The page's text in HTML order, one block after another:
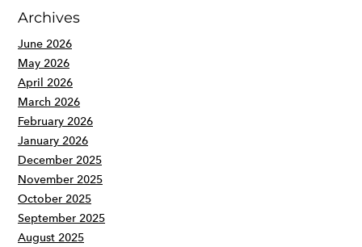
Archives
June 2026
May 2026
April 2026
March 2026
February 2026
January 2026
December 2025
November 2025
October 2025
September 2025
August 2025